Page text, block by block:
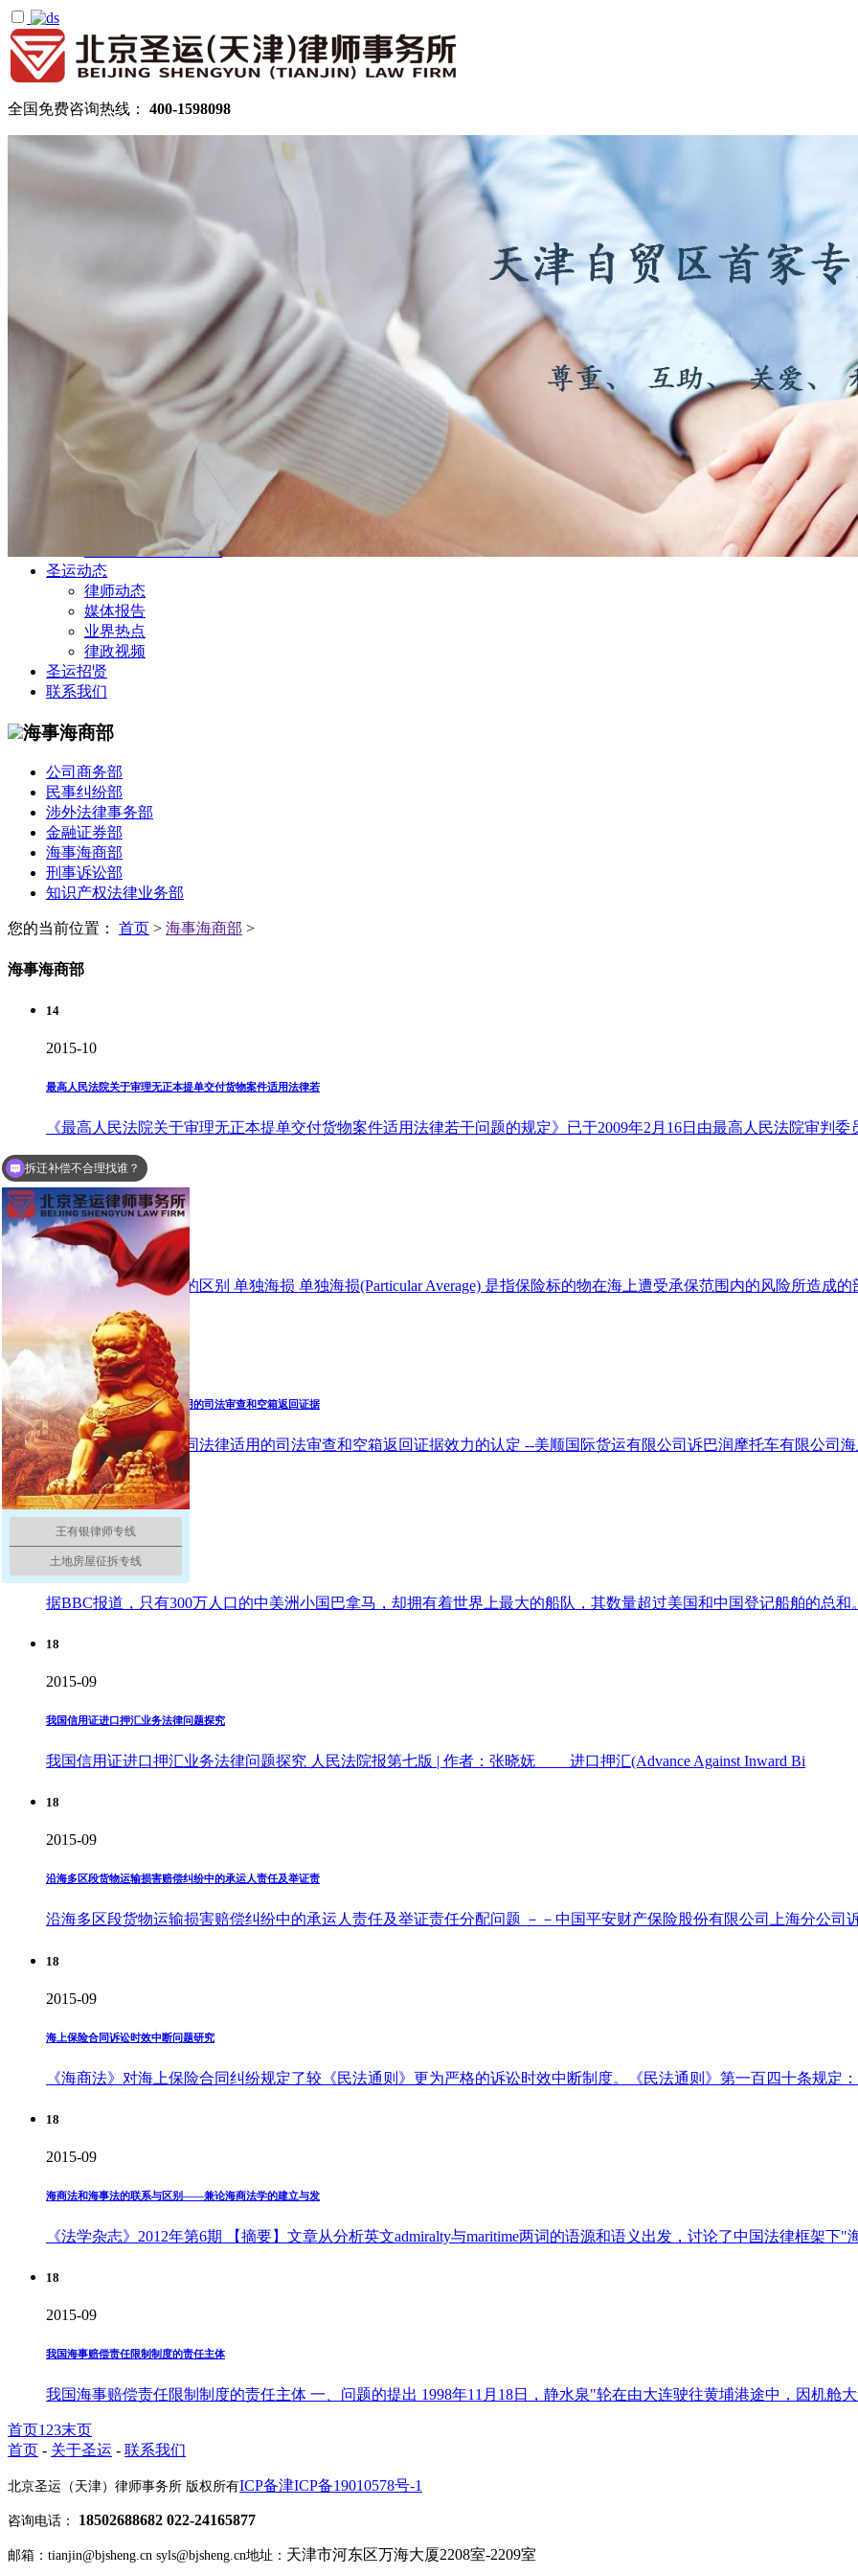
全国免费咨询热线： 400-1598098
律所公告
拆迁律师团队
民商律师团队
部门领域
公司商务部
民事纠纷部
涉外法律事务部
金融证券部
海事海商部
刑事诉讼部
知识产权法律业务部
圣运动态
律师动态
媒体报告
业界热点
律政视频
圣运招贤
联系我们
海事海商部
公司商务部
民事纠纷部
涉外法律事务部
金融证券部
海事海商部
刑事诉讼部
知识产权法律业务部
您的当前位置： 首页 > 海事海商部 >
海事海商部
14
2015-10
最高人民法院关于审理无正本提单交付货物案件适用法律若
《最高人民法院关于审理无正本提单交付货物案件适用法律若干问题的规定》已于2009年2月16日由最高人民法院审判委
18
2015-09
单独海损与共同海损的区别
单独海损与共同海损的区别 单独海损 单独海损(Particular Average) 是指保险标的物在海上遭受承保范围内的风险所造成的
2015-09
涉外海上货物运输合同法律适用的司法审查和空箱返回证据
涉外海上货物运输合同法律适用的司法审查和空箱返回证据效力的认定 --美顺国际货运有限公司诉巴润摩托车有限公司
18
2015-09
巴拿马旗，全球船东的最爱
据BBC报道，只有300万人口的中美洲小国巴拿马，却拥有着世界上最大的船队，其数量超过美国和中国登记船舶的
18
2015-09
我国信用证进口押汇业务法律问题探究
我国信用证进口押汇业务法律问题探究 人民法院报第七版 | 作者：张晓妩 进口押汇(Advance Against Inward Bi
18
2015-09
沿海多区段货物运输损害赔偿纠纷中的承运人责任及举证责
沿海多区段货物运输损害赔偿纠纷中的承运人责任及举证责任分配问题 －－中国平安财产保险股份有限公司上海分公司
18
2015-09
海上保险合同诉讼时效中断问题研究
《海商法》对海上保险合同纠纷规定了较《民法通则》更为严格的诉讼时效中断制度。《民法通则》第一百四十条规定
18
2015-09
海商法和海事法的联系与区别——兼论海商法学的建立与发
《法学杂志》2012年第6期 【摘要】文章从分析英文admiralty与maritime两词的语源和语义出发，讨论了中国法律框架下"
18
2015-09
我国海事赔偿责任限制制度的责任主体
我国海事赔偿责任限制制度的责任主体 一、问题的提出 1998年11月18日，静水泉"轮在由大连驶往黄埔港途中，因机舱
首页1 23末页
首页 - 关于圣运 - 联系我们
北京圣运（天津）律师事务所 版权所有ICP备津ICP备19010578号-1
咨询电话： 18502688682 022-24165877
邮箱：tianjin@bjsheng.cn syls@bjsheng.cn地址： 天津市河东区万海大厦2208室-2209室
王有银律师专线
土地房屋征拆专线
拆迁补偿不合理找谁？